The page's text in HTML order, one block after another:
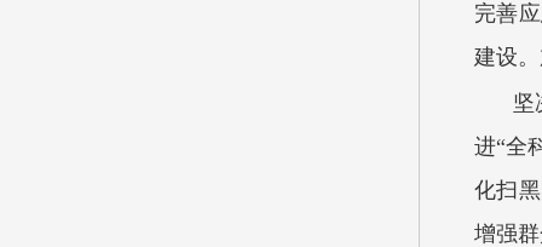
完善
建设
坚
进“全
化扫
增强